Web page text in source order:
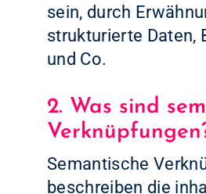
sein, durch
strukturierte Daten,
und Co.
2. Was sind
Semantische
beschreiben die